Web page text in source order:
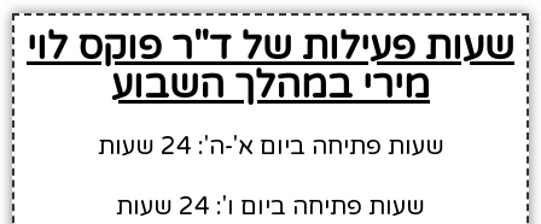
שעות פעילות של ד"ר פוקס לוי
מירי במהלך השבוע
שעות פתיחה ביום א'-ה': 24 שעות
שעות פתיחה ביום ו': 24 שעות